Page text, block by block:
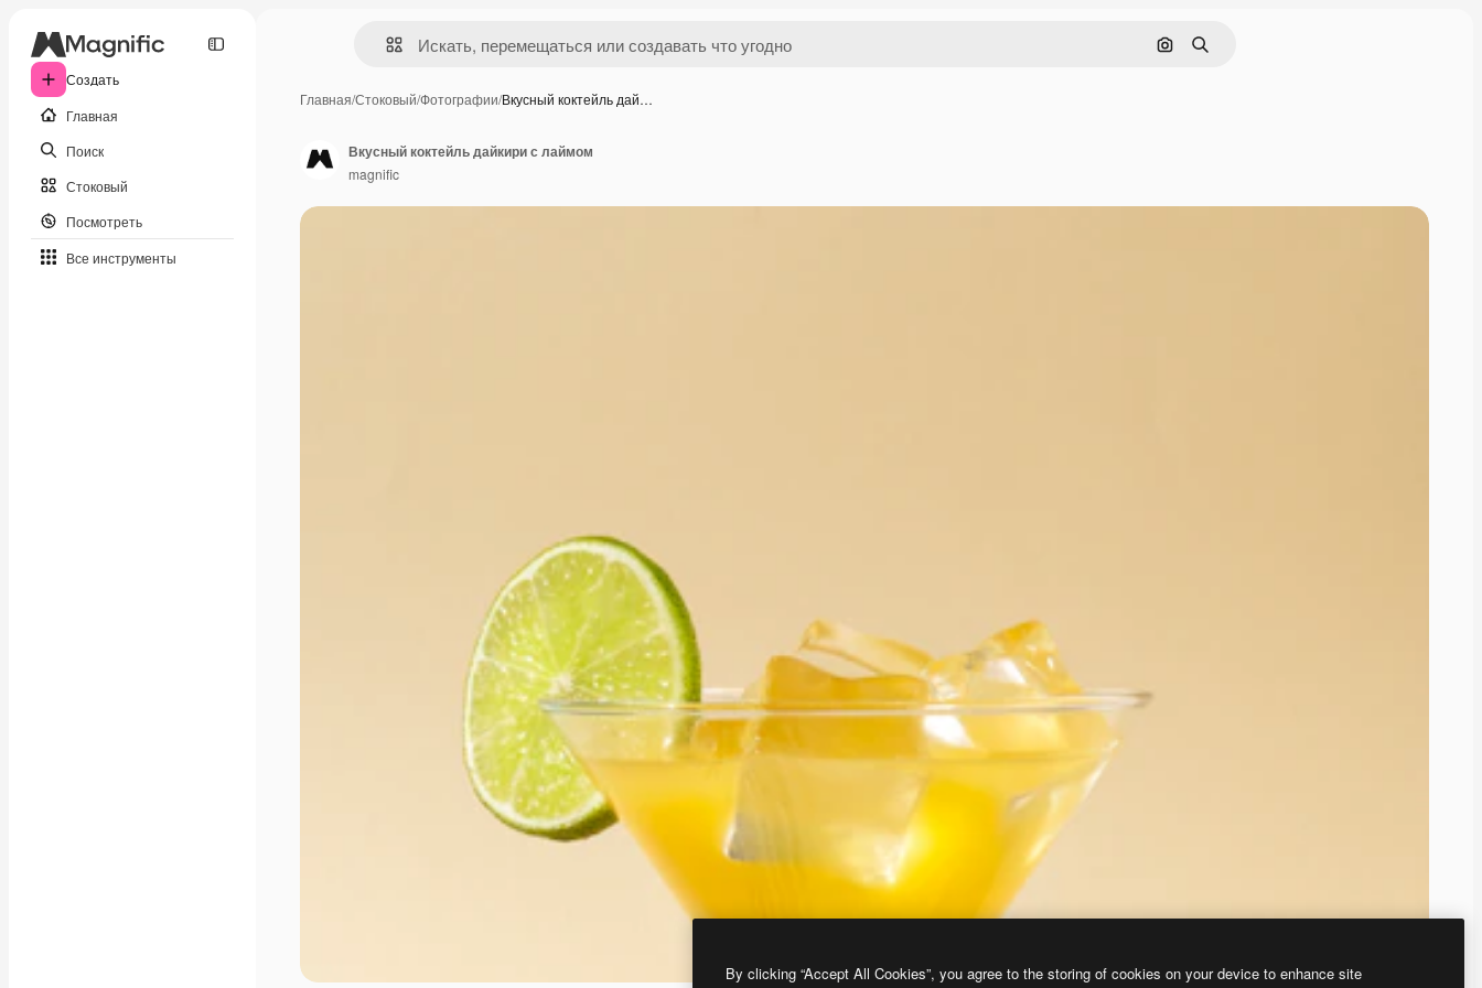
Создать
Главная
Поиск
Стоковый
Посмотреть
Все инструменты
Поиск по изображению
Поиск
Главная/Стоковый/Фотографии/Вкусный коктейль дай…
Вкусный коктейль дайкири с лаймом
magnific
By clicking “Accept All Cookies”, you agree to the storing of cookies on your device to enhance site